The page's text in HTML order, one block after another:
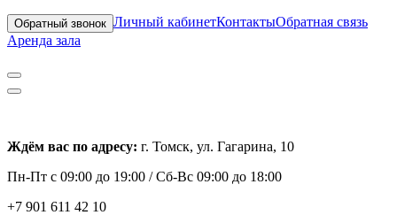
Обратный звонок Личный кабинетКонтактыОбратная связь
Аренда зала
Ждём вас по адресу: г. Томск, ул. Гагарина, 10
Пн-Пт с 09:00 до 19:00 /Сб-Вс 09:00 до 18:00
+7 901 611 42 10